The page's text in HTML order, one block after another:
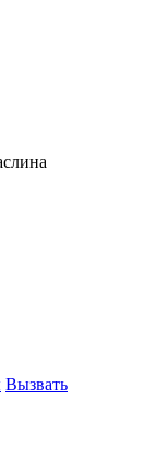
Вызвать